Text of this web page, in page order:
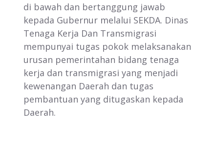
di bawah dan bertanggung jawab
kepada Gubernur melalui SEKDA. Dinas
Tenaga Kerja Dan Transmigrasi
mempunyai tugas pokok melaksanakan
urusan pemerintahan bidang tenaga
kerja dan transmigrasi yang menjadi
kewenangan Daerah dan tugas
pembantuan yang ditugaskan kepada
Daerah.